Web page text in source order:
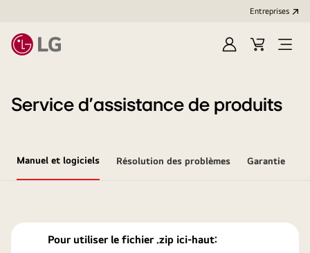
Entreprises​
OuvrirCart
Open
Service d’assistance de produits
Manuel et logiciels Résolution des problèmes Garantie
Pour utiliser le fichier .zip ici-haut: